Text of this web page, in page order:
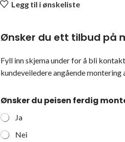
Legg til i ønskeliste
Ønsker du ett tilbud på
Fyll inn skjema under for å bli
kundeveiledere angående montering
Ønsker du peisen ferdig
Ja
Nei